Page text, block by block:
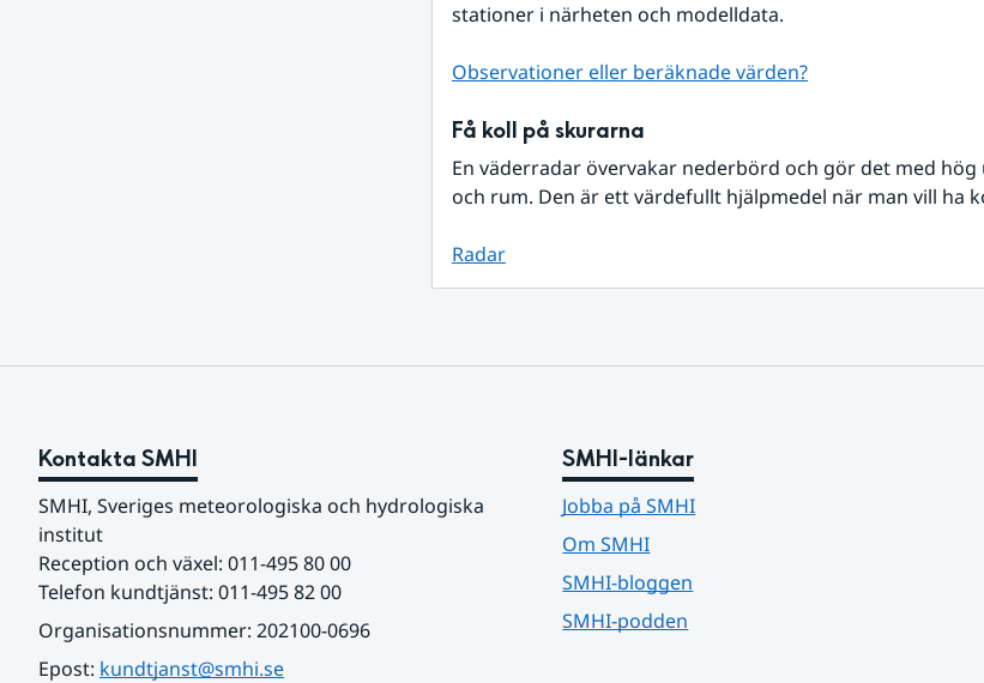
stationer i närheten och modelldata.
Observationer eller beräknade värden?
Få koll på skurarna
En väderradar övervakar nederbörd och gör det med
och rum. Den är ett värdefullt hjälpmedel när man vill ha
Radar
Kontakta SMHI
SMHI, Sveriges meteorologiska och hydrologiska
institut
Reception och växel: 011-495 80 00
Telefon kundtjänst: 011-495 82 00
Organisationsnummer: 202100-0696
Epost: kundtjanst@smhi.se
SMHI-länkar
Jobba på SMHI
Om SMHI
SMHI-bloggen
SMHI-podden